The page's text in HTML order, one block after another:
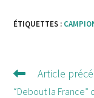
ÉTIQUETTES :
Lire
d'autres
Article
“Debout la